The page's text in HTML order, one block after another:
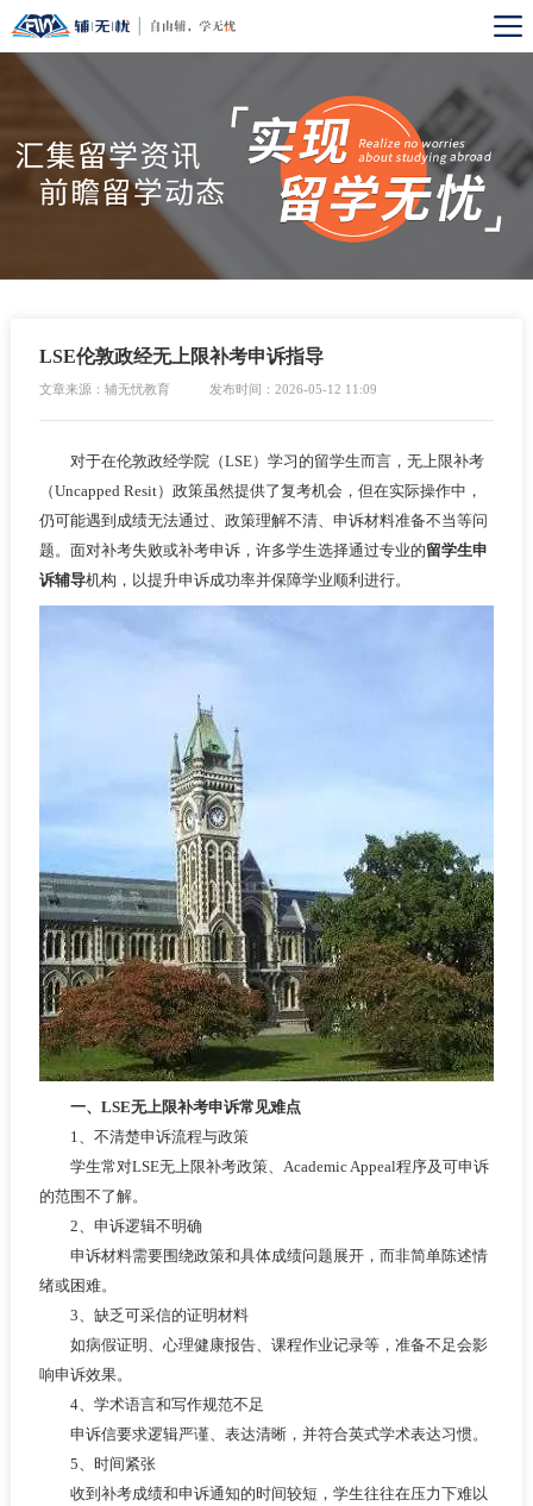
LSE伦敦政经无上限补考申诉指导
文章来源：辅无忧教育 发布时间：2026-05-12 11:09
对于在伦敦政经学院（LSE）学习的留学生而言，无上限补考
（Uncapped Resit）政策虽然提供了复考机会，但在实际操作中，
仍可能遇到成绩无法通过、政策理解不清、申诉材料准备不当等问
题。面对补考失败或补考申诉，许多学生选择通过专业的留学生申
诉辅导机构，以提升申诉成功率并保障学业顺利进行。
一、LSE无上限补考申诉常见难点
1、不清楚申诉流程与政策
学生常对LSE无上限补考政策、Academic Appeal程序及可申诉
的范围不了解。
2、申诉逻辑不明确
申诉材料需要围绕政策和具体成绩问题展开，而非简单陈述情
绪或困难。
3、缺乏可采信的证明材料
如病假证明、心理健康报告、课程作业记录等，准备不足会影
响申诉效果。
4、学术语言和写作规范不足
申诉信要求逻辑严谨、表达清晰，并符合英式学术表达习惯。
5、时间紧张
收到补考成绩和申诉通知的时间较短，学生往往在压力下难以